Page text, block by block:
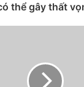
thể gây thất